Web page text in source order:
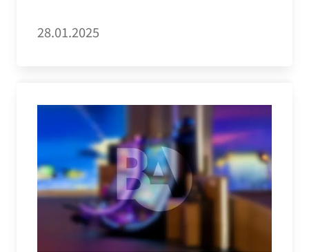
28.01.2025